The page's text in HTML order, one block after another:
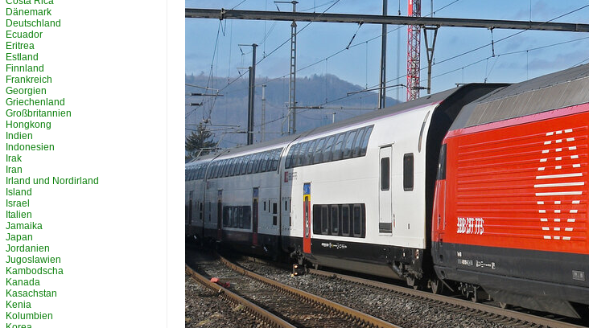
Dänemark
Deutschland
Ecuador
Eritrea
Estland
Finnland
Frankreich
Georgien
Griechenland
Großbritannien
Hongkong
Indien
Indonesien
Irak
Iran
Irland und Nordirland
Island
Israel
Italien
Jamaika
Japan
Jordanien
Jugoslawien
Kambodscha
Kanada
Kasachstan
Kenia
Kolumbien